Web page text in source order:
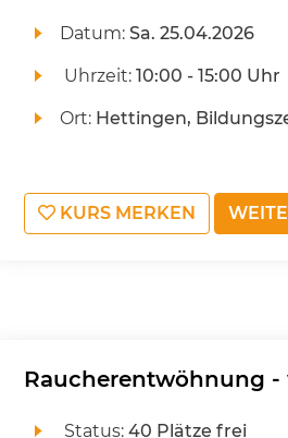
Datum: Sa. 25.04.2026
Uhrzeit: 10:00 - 15:00 Uhr
Ort: Hettingen,
KURS MERKEN
Raucherentwöhnung -
Status: 40 Plätze frei